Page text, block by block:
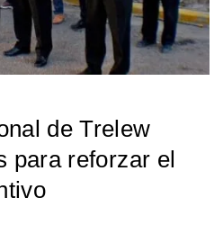
de Trelew
para reforzar el